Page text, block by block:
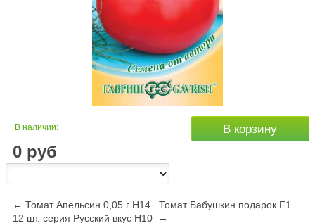
В наличии:
0 руб
В корзину
← Томат Апельсин 0,05 г Н14
Томат Бабушкин подарок F1
12 шт. серия Русский вкус Н10 →